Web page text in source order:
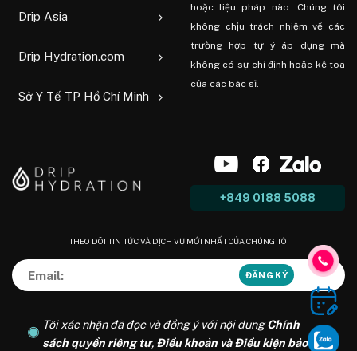
Drip Asia
Drip Hydration.com
Sở Y Tế TP Hồ Chí Minh
hoặc liệu pháp nào. Chúng tôi
không chịu trách nhiệm về các
trường hợp tự ý áp dụng mà
không có sự chỉ định hoặc kê toa
của các bác sĩ.
+849 0188 5088
THEO DÕI TIN TỨC VÀ DỊCH VỤ MỚI NHẤT CỦA CHÚNG TÔI
Tôi xác nhận đã đọc và đồng ý với nội dungChính
sách quyền riêng tư, Điều khoản và Điều kiện bảo